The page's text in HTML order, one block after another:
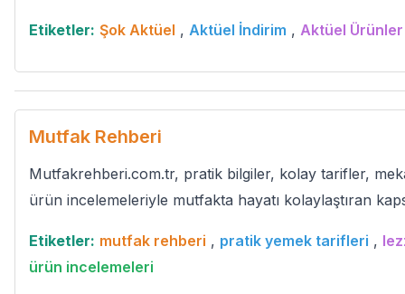
Etiketler: Şok Aktüel , Aktüel İndirim , Aktüel Ürünler
Mutfak Rehberi
Mutfakrehberi.com.tr, pratik bilgiler, kolay tarifler,
ürün incelemeleriyle mutfakta hayatı kolaylaştıran
Etiketler: mutfak rehberi , pratik yemek tarifleri ,
ürün incelemeleri